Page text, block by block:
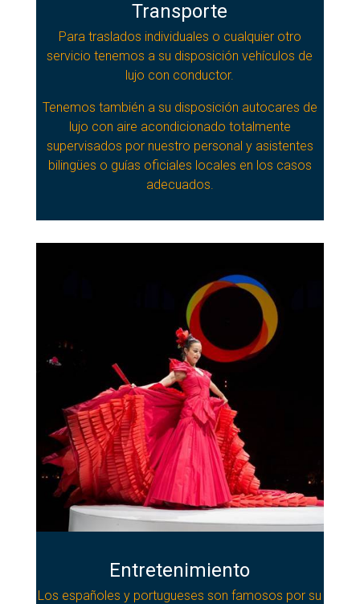
Transporte
Para traslados individuales o cualquier otro
servicio tenemos a su disposición vehículos de
lujo con conductor.
Tenemos también a su disposición autocares de
lujo con aire acondicionado totalmente
supervisados por nuestro personal y asistentes
bilingües o guías oficiales locales en los casos
adecuados.
Entretenimiento
Los españoles y portugueses son famosos por su